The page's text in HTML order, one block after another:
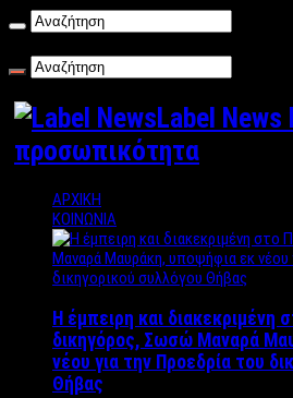
Label News
προσωπικότητα
ΑΡΧΙΚΗ
ΚΟΙΝΩΝΙΑ
Η έμπειρη και διακεκριμένη
δικηγόρος, Σωσώ Μαναρά
νέου για την Προεδρία του
Θήβας